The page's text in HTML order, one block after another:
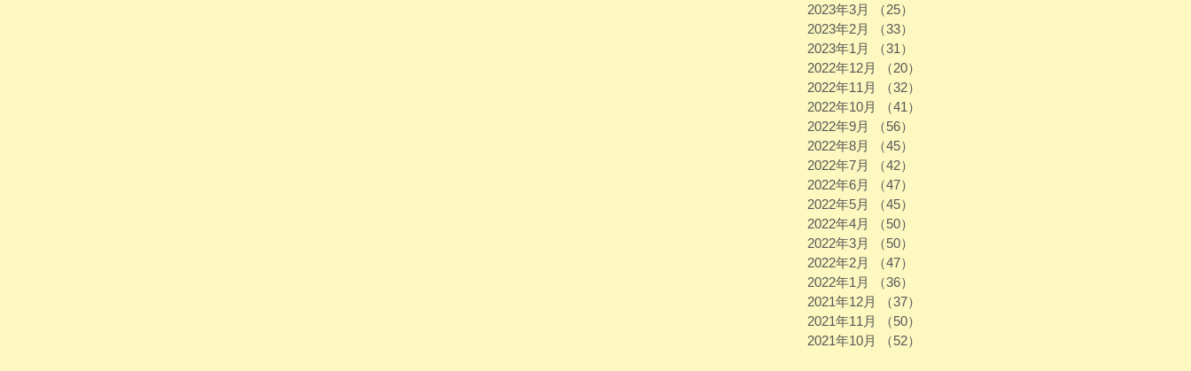
2023年3月
（25）
2023年2月
（33）
2023年1月
（31）
2022年12月
（20）
2022年11月
（32）
2022年10月
（41）
2022年9月
（56）
2022年8月
（45）
2022年7月
（42）
2022年6月
（47）
2022年5月
（45）
2022年4月
（50）
2022年3月
（50）
2022年2月
（47）
2022年1月
（36）
2021年12月
（37）
2021年11月
（50）
2021年10月
（52）